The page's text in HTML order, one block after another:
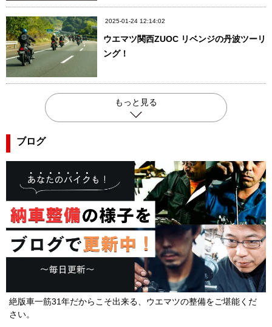
2025-01-24 12:14:02
ウエマツ関西ZUOC リベンジの丹波ツーリ
ング！
もっと見る
ブログ
絶版車一筋31年だからこそ出来る、ウエマツの整備をご堪能くだ
さい。